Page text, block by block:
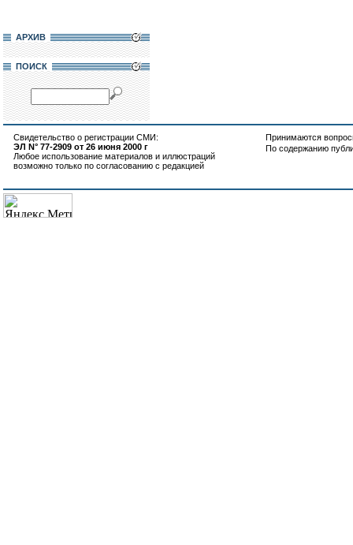
АРХИВ
ПОИСК
Свидетельство о регистрации СМИ:
ЭЛ N° 77-2909 от 26 июня 2000 г
Любое использование материалов и иллюстраций
возможно только по согласованию с редакцией
Принимаются
По содержанию